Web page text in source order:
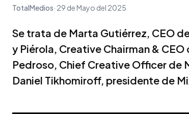
TotalMedios 29 de Mayo del 2025
Se trata de Marta Gutiérrez, CEO
y Piérola, Creative Chairman &
Pedroso, Chief Creative Officer de
Daniel Tikhomiroff, presidente de